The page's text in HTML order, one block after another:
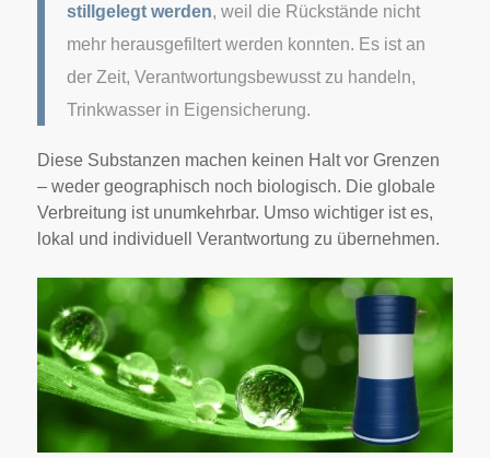
stillgelegt werden, weil die Rückstände nicht
mehr herausgefiltert werden konnten. Es ist an
der Zeit, Verantwortungsbewusst zu handeln,
Trinkwasser in Eigensicherung.
Diese Substanzen machen keinen Halt vor Grenzen
– weder geographisch noch biologisch. Die globale
Verbreitung ist unumkehrbar. Umso wichtiger ist es,
lokal und individuell Verantwortung zu übernehmen.